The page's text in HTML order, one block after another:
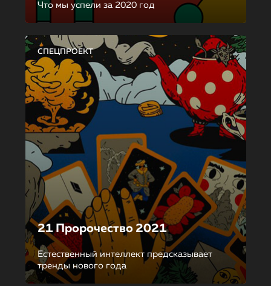
Что мы успели за 2020 год
СПЕЦПРОЕКТ
21 Пророчество 2021
Естественный интеллект предсказывает
тренды нового года